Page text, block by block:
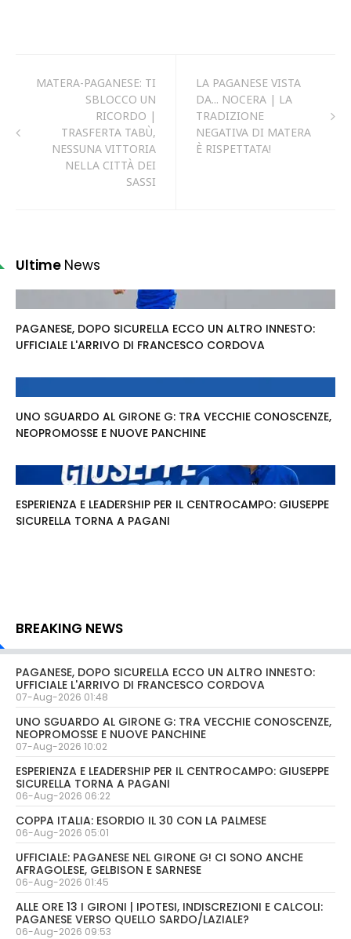
MATERA-PAGANESE: TI
SBLOCCO UN
RICORDO |
TRASFERTA TABÙ,
NESSUNA VITTORIA
NELLA CITTÀ DEI
SASSI
LA PAGANESE VISTA
DA... NOCERA | LA
TRADIZIONE
NEGATIVA DI MATERA
È RISPETTATA!
Ultime News
PAGANESE, DOPO SICURELLA ECCO UN ALTRO INNESTO:
UFFICIALE L'ARRIVO DI FRANCESCO CORDOVA
UNO SGUARDO AL GIRONE G: TRA VECCHIE CONOSCENZE,
NEOPROMOSSE E NUOVE PANCHINE
ESPERIENZA E LEADERSHIP PER IL CENTROCAMPO: GIUSEPPE
SICURELLA TORNA A PAGANI
BREAKING NEWS
PAGANESE, DOPO SICURELLA ECCO UN ALTRO INNESTO:
UFFICIALE L'ARRIVO DI FRANCESCO CORDOVA
07-Aug-2026 01:48
UNO SGUARDO AL GIRONE G: TRA VECCHIE CONOSCENZE,
NEOPROMOSSE E NUOVE PANCHINE
07-Aug-2026 10:02
ESPERIENZA E LEADERSHIP PER IL CENTROCAMPO: GIUSEPPE
SICURELLA TORNA A PAGANI
06-Aug-2026 06:22
COPPA ITALIA: ESORDIO IL 30 CON LA PALMESE
06-Aug-2026 05:01
UFFICIALE: PAGANESE NEL GIRONE G! CI SONO ANCHE
AFRAGOLESE, GELBISON E SARNESE
06-Aug-2026 01:45
ALLE ORE 13 I GIRONI | IPOTESI, INDISCREZIONI E CALCOLI:
PAGANESE VERSO QUELLO SARDO/LAZIALE?
06-Aug-2026 09:53